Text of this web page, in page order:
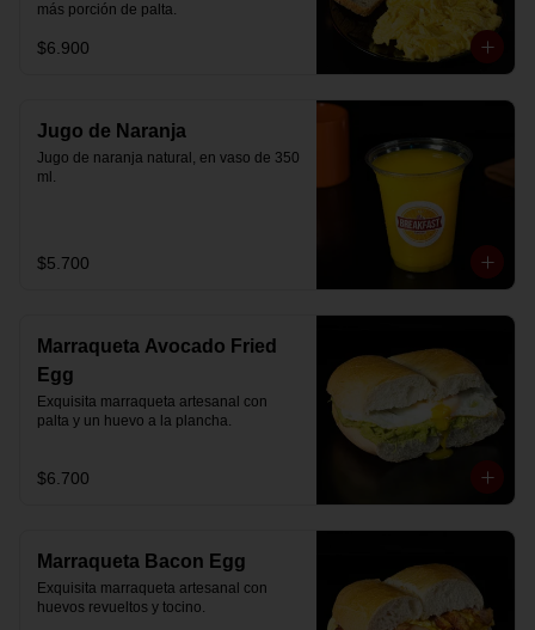
más porción de palta.
$6.900
Jugo de Naranja
Jugo de naranja natural, en vaso de 350
ml.
$5.700
Marraqueta Avocado Fried
Egg
Exquisita marraqueta artesanal con
palta y un huevo a la plancha.
$6.700
Marraqueta Bacon Egg
Exquisita marraqueta artesanal con
huevos revueltos y tocino.